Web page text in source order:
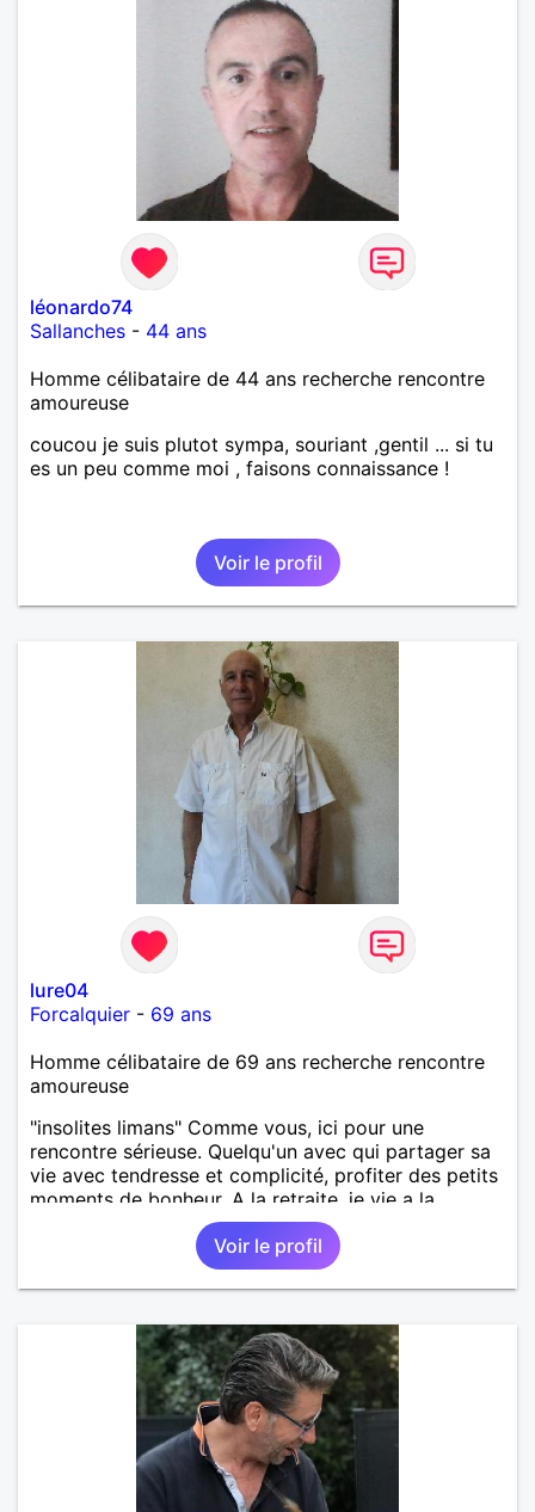
léonardo74
Sallanches - 44 ans
Homme célibataire de 44 ans recherche rencontre
amoureuse
coucou je suis plutot sympa, souriant ,gentil ... si tu
es un peu comme moi , faisons connaissance !
Voir le profil
lure04
Forcalquier - 69 ans
Homme célibataire de 69 ans recherche rencontre
amoureuse
"insolites limans" Comme vous, ici pour une
rencontre sérieuse. Quelqu'un avec qui partager sa
vie avec tendresse et complicité, profiter des petits
moments de bonheur. A la retraite, je vie a la
campagne, j'aime les voyages. Depuis quelques
années, je pratique et donne des soins reiki.
Voir le profil